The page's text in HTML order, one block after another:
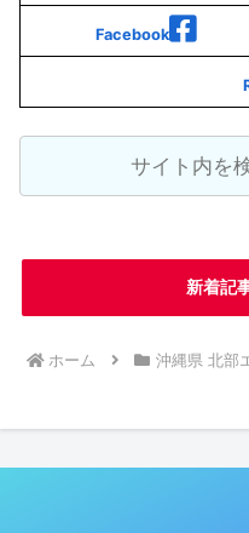
Facebook
新着記
ホーム 沖縄県 北部